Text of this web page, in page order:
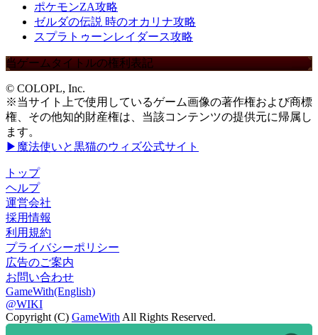
ポケモンZA攻略
ゼルダの伝説 時のオカリナ攻略
スプラトゥーンレイダース攻略
当ゲームタイトルの権利表記
© COLOPL, Inc.
※当サイト上で使用しているゲーム画像の著作権および商標
権、その他知的財産権は、当該コンテンツの提供元に帰属し
ます。
▶魔法使いと黒猫のウィズ公式サイト
トップ
ヘルプ
運営会社
採用情報
利用規約
プライバシーポリシー
広告のご案内
お問い合わせ
GameWith(English)
@WIKI
Copyright (C) GameWith All Rights Reserved.